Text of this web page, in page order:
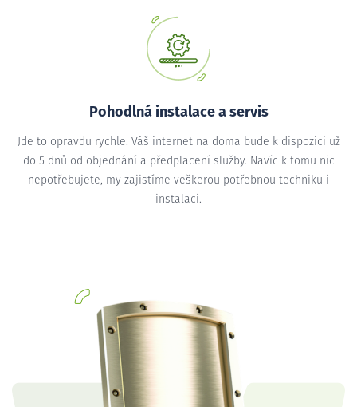
Pohodlná instalace a servis
Jde to opravdu rychle. Váš internet na doma bude k dispozici už
do 5 dnů od objednání a předplacení služby. Navíc k tomu nic
nepotřebujete, my zajistíme veškerou potřebnou techniku i
instalaci.